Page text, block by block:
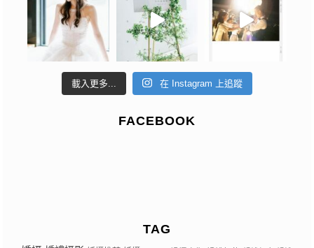
載入更多... 在 Instagram 上追蹤
FACEBOOK
TAG